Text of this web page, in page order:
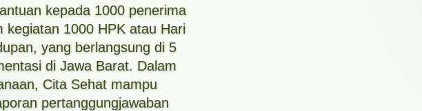
kepada 1000 penerima
kegiatan 1000 HPK atau Hari
yang berlangsung di 5
di Jawa Barat. Dalam
Cita Sehat mampu
pertanggungjawaban